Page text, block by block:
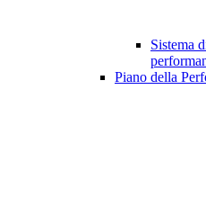
Sistema
Piano della